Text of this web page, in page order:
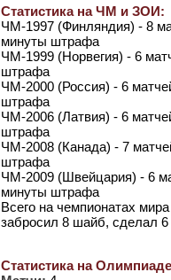
Статистика на ЧМ и ЗОИ:
ЧМ-1997 (Финляндия) - 8
минуты штрафа
ЧМ-1999 (Норвегия) - 6
штрафа
ЧМ-2000 (Россия) - 6
штрафа
ЧМ-2006 (Латвия) - 6
штрафа
ЧМ-2008 (Канада) - 7
штрафа
ЧМ-2009 (Швейцария) - 6
минуты штрафа
Всего на чемпионатах
забросил 8 шайб, сделал 6
Статистика на